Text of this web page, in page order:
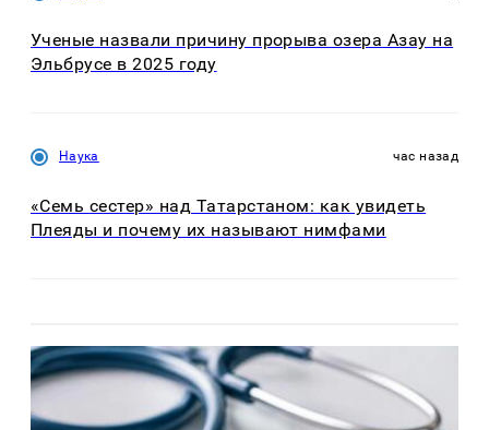
Ученые назвали причину прорыва озера Азау на
Эльбрусе в 2025 году
Наука час назад
«Семь сестер» над Татарстаном: как увидеть
Плеяды и почему их называют нимфами